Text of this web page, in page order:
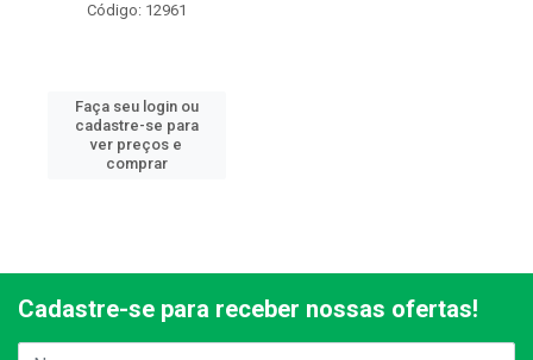
Código: 12961
Faça seu login ou
cadastre-se para
ver preços e
comprar
Cadastre-se para receber nossas ofertas!